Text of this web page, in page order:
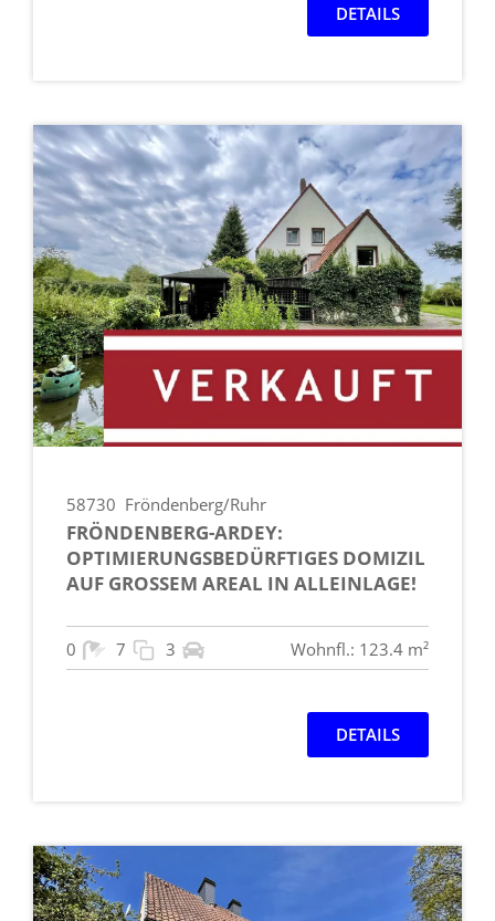
DETAILS
58730 Fröndenberg/Ruhr
FRÖNDENBERG-ARDEY:
OPTIMIERUNGSBEDÜRFTIGES DOMIZIL
AUF GROSSEM AREAL IN ALLEINLAGE!
0 7 3 Wohnfl.: 123.4 m²
DETAILS